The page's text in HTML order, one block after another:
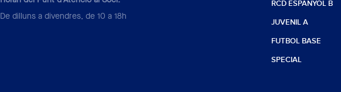
De dilluns a divendres, de 10 a 18h
RCD ESPANYOL B
JUVENIL A
FUTBOL BASE
SPECIAL